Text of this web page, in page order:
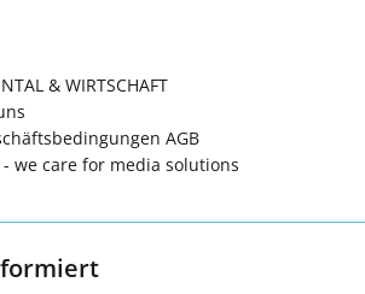
& WIRTSCHAFT
AGB
we care for media solutions